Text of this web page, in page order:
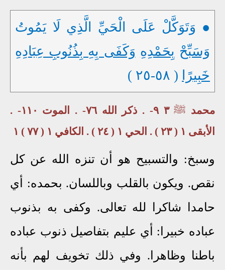
● وَتَوَكَّلْ عَلَى الْحَيِّ الَّذِي لَا يَمُوتُ
وَسَبِّحْ بِحَمْدِهِ وَكَفَى بِهِ بِذُنُوبِ عِبَادِهِ
خَبِيرًا
( ٥٨-٢٥ )
محمد ﷺ
٣ ٩- . ذكر الله ٧٦- . الموت ١١٠- .
الأبقى ١ ( ٢٣ ) . الحي ١ ( ٢٤ ) . الكافي ١ ( ٧٧ ) ١
وسبخ: والتسبيح هو أن تنزه الله عن كل
نقص. ويكون بالقلب وباللسان. بحمده: أي
حامدا شاكرا لله تعالى. وكفى به بذنوب
عباده خبيرا: أي عليم بتفاصيل ذنوب عباده
باطنا وظاهرا. وفي ذلك تخويف لهم بأنه